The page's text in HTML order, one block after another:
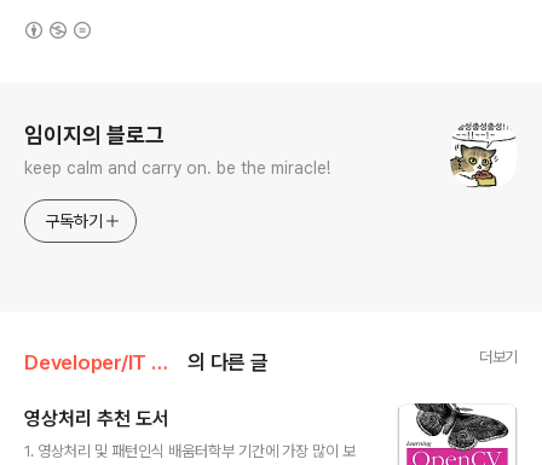
임이지의 블로그
keep calm and carry on. be the miracle!
구독하기
Developer/IT 도서 의 다른 글 더보기
영상처리 추천 도서
1. 영상처리 및 패턴인식 배움터학부 기간에 가장 많이 보